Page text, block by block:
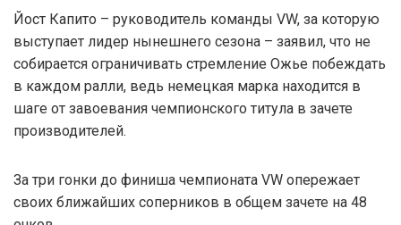
Йост Капито – руководитель команды VW, за которую
выступает лидер нынешнего сезона – заявил, что не
собирается ограничивать стремление Ожье побеждать
в каждом ралли, ведь немецкая марка находится в
шаге от завоевания чемпионского титула в зачете
производителей.
За три гонки до финиша чемпионата VW опережает
своих ближайших соперников в общем зачете на 48